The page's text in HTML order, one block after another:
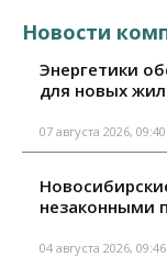
Новости
Энергетики
для новых
07 августа 2026, 09:40
незаконными
04 августа 2026, 09:46